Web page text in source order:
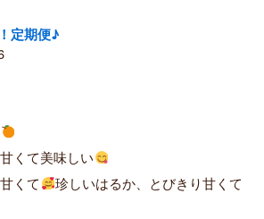
定期便♪
くて美味しい
くて
珍しいはるか、とびきり甘くて